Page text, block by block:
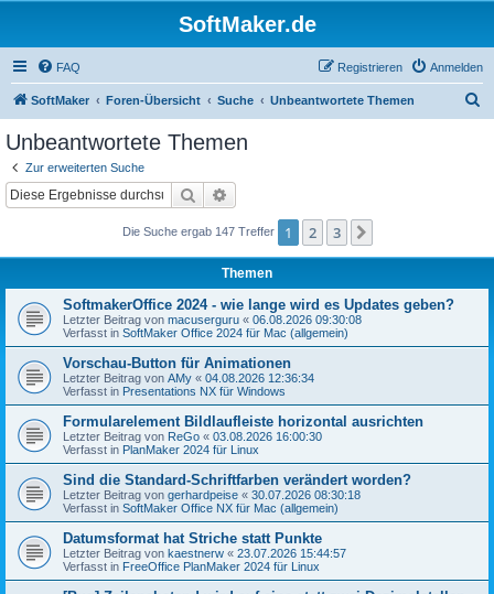
SoftMaker.de
FAQ Anmelden
Registrieren
SoftMaker Foren-Übersicht Suche Unbeantwortete Themen
Unbeantwortete Themen
Zur erweiterten Suche
Suche
Die Suche ergab 147 Treffer 1 2 3
Themen
SoftmakerOffice 2024 - wie lange wird es Updates geben?
Letzter Beitrag von macuserguru « 06.08.2026 09:30:08
Verfasst in SoftMaker Office 2024 für Mac (allgemein)
Vorschau-Button für Animationen
Letzter Beitrag von AMy « 04.08.2026 12:36:34
Verfasst in Presentations NX für Windows
Formularelement Bildlaufleiste horizontal ausrichten
Letzter Beitrag von ReGo « 03.08.2026 16:00:30
Verfasst in PlanMaker 2024 für Linux
Sind die Standard-Schriftfarben verändert worden?
Letzter Beitrag von gerhardpeise « 30.07.2026 08:30:18
Verfasst in SoftMaker Office NX für Mac (allgemein)
Datumsformat hat Striche statt Punkte
Letzter Beitrag von kaestnerw « 23.07.2026 15:44:57
Verfasst in FreeOffice PlanMaker 2024 für Linux